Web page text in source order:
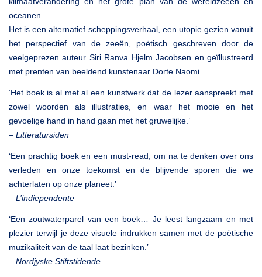
oceanen.
Het is een alternatief scheppingsverhaal, een utopie gezien vanuit
het perspectief van de zeeën, poëtisch geschreven door de
veelgeprezen auteur Siri Ranva Hjelm Jacobsen en geïllustreerd
met prenten van beeldend kunstenaar Dorte Naomi.
‘Het boek is al met al een kunstwerk dat de lezer aanspreekt met
zowel woorden als illustraties, en waar het mooie en het
gevoelige hand in hand gaan met het gruwelijke.’
– Litteratursiden
‘Een prachtig boek en een must-read, om na te denken over ons
verleden en onze toekomst en de blijvende sporen die we
achterlaten op onze planeet.’
– L’indiependente
‘Een zoutwaterparel van een boek… Je leest langzaam en met
plezier terwijl je deze visuele indrukken samen met de poëtische
muzikaliteit van de taal laat bezinken.’
– Nordjyske Stiftstidende